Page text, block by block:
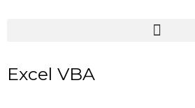
Excel VBA